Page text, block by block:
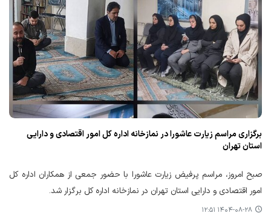
برگزاری مراسم زیارت عاشورا در نمازخانه اداره کل امور اقتصادی و دارایی
استان تهران
صبح امروز، مراسم پرفیض زیارت عاشورا با حضور جمعی از همکاران اداره کل
امور اقتصادی و دارایی استان تهران در نمازخانه اداره کل برگزار شد.
۱۴۰۴-۰۸-۲۸ ۱۲:۵۱